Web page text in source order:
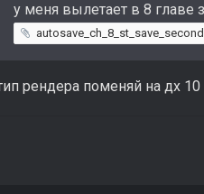
у меня вылетает в 8 главе
рендера поменяй на дх 10